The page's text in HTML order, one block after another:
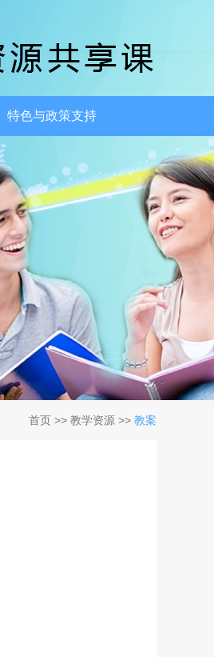
特色与政策支持
首页 >> 教学资源 >> 教案